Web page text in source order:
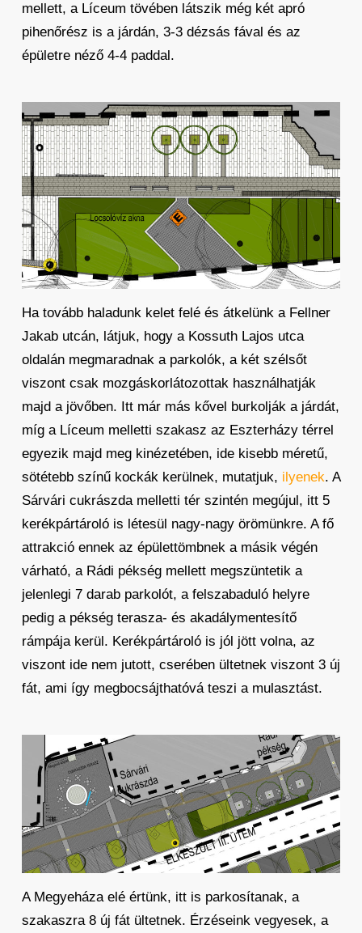
mellett, a Líceum tövében látszik még két apró
pihenőrész is a járdán, 3-3 dézsás fával és az
épületre néző 4-4 paddal.
Ha tovább haladunk kelet felé és átkelünk a Fellner
Jakab utcán, látjuk, hogy a Kossuth Lajos utca
oldalán megmaradnak a parkolók, a két szélsőt
viszont csak mozgáskorlátozottak használhatják
majd a jövőben. Itt már más kővel burkolják a járdát,
míg a Líceum melletti szakasz az Eszterházy térrel
egyezik majd meg kinézetében, ide kisebb méretű,
sötétebb színű kockák kerülnek, mutatjuk, ilyenek. A
Sárvári cukrászda melletti tér szintén megújul, itt 5
kerékpártároló is létesül nagy-nagy örömünkre. A fő
attrakció ennek az épülettömbnek a másik végén
várható, a Rádi pékség mellett megszüntetik a
jelenlegi 7 darab parkolót, a felszabaduló helyre
pedig a pékség terasza- és akadálymentesítő
rámpája kerül. Kerékpártároló is jól jött volna, az
viszont ide nem jutott, cserében ültetnek viszont 3 új
fát, ami így megbocsájthatóvá teszi a mulasztást.
A Megyeháza elé értünk, itt is parkosítanak, a
szakaszra 8 új fát ültetnek. Érzéseink vegyesek, a